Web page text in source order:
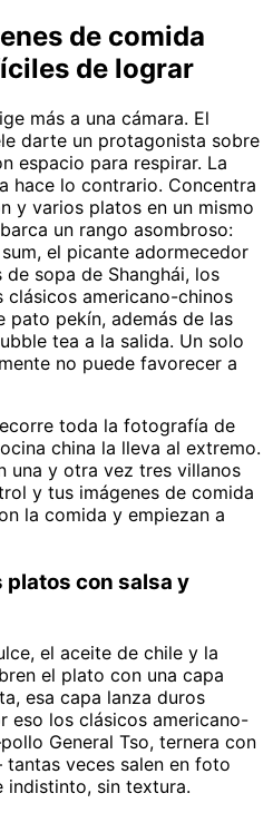
de comida
de lograr
más a una cámara. El
darte un protagonista sobre
espacio para respirar. La
hace lo contrario. Concentra
y varios platos en un mismo
un rango asombroso:
el picante adormecedor
sopa de Shanghái, los
clásicos americano-chinos
pato pekín, además de las
tea a la salida. Un solo
no puede favorecer a
toda la fotografía de
china la lleva al extremo.
una y otra vez tres villanos
y tus imágenes de comida
la comida y empiezan a
platos con salsa y
el aceite de chile y la
el plato con una capa
esa capa lanza duros
eso los clásicos americano-
General Tso, ternera con
veces salen en foto
indistinto, sin textura.